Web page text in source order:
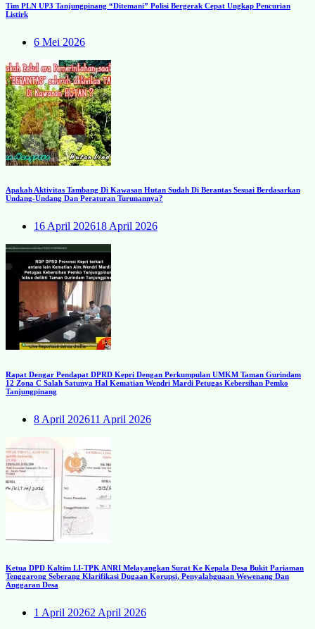
Tim PLN UP3 Tanjungpinang “Ditemani” Polisi Bergerak Cepat Ungkap Pencurian
Listirk
6 Mei 2026
Apakah Aktivitas Tambang Di Kawasan Hutan Sudah Di Berantas Sesuai Berdasarkan
Undang-Undang Dan Peraturan Turunannya?
16 April 202618 April 2026
Rapat Dengar Pendapat DPRD Kepri Dengan Perkumpulan UMKM Taman Gurindam
12 Zona C Salah Satunya Hal Kematian Wendri Mardi Petugas Kebersihan Pemko
Tanjungpinang
8 April 202611 April 2026
Ketua DPD Kaltim LI-TPK ANRI Melayangkan Surat Ke Kepala Desa Bukit Pariaman
Tenggarong Seberang Klarifikasi Dugaan Korupsi, Penyalahguaan Wewenang Dan
Anggaran Desa
1 April 20262 April 2026